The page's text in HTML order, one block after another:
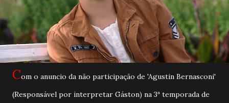
Com o anuncio da não participação de 'Agustin Bernasconi'
(Responsável por interpretar Gáston) na 3ª temporada de